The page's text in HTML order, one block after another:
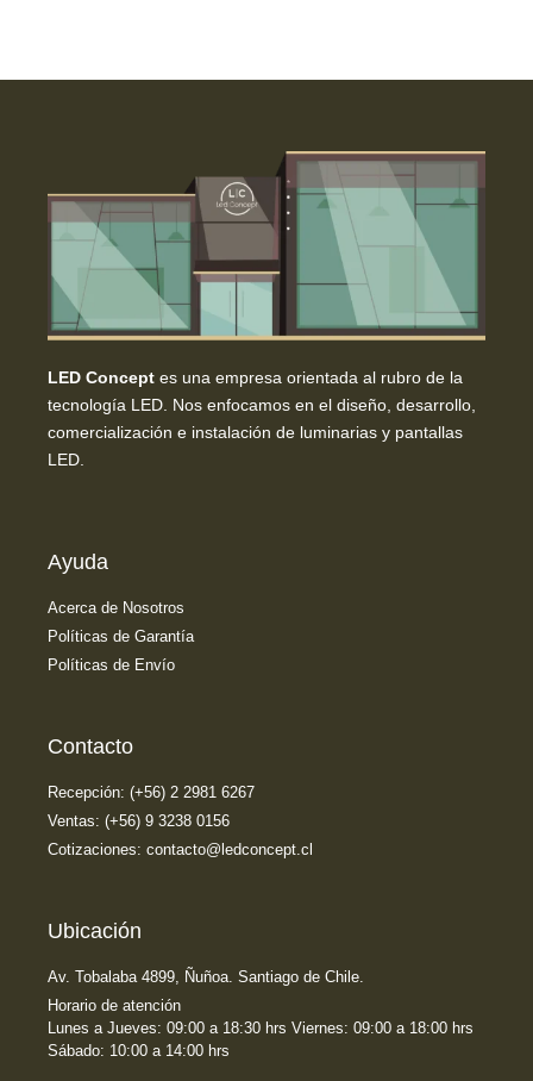
LED Concept es una empresa orientada al rubro de la
tecnología LED. Nos enfocamos en el diseño, desarrollo,
comercialización e instalación de luminarias y pantallas
LED.
Ayuda
Acerca de Nosotros
Políticas de Garantía
Políticas de Envío
Contacto
Recepción: (+56) 2 2981 6267
Ventas: (+56) 9 3238 0156
Cotizaciones: contacto@ledconcept.cl
Ubicación
Av. Tobalaba 4899, Ñuñoa. Santiago de Chile.
Horario de atención
Lunes a Jueves: 09:00 a 18:30 hrs Viernes: 09:00 a 18:00 hrs
Sábado: 10:00 a 14:00 hrs